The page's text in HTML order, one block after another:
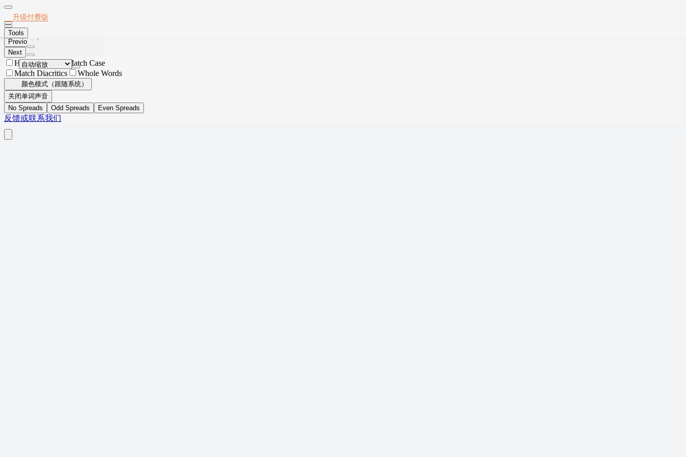
2022年专八真题
Thumbnails
Current Outline Item
Previous
Next
Highlight All
Match Case
Match Diacritics
Whole Words
颜色模式（跟随系统）
关闭单词声音
No Spreads
Odd Spreads Even Spreads
反馈或联系我们
升级付费版
Tools
安装App